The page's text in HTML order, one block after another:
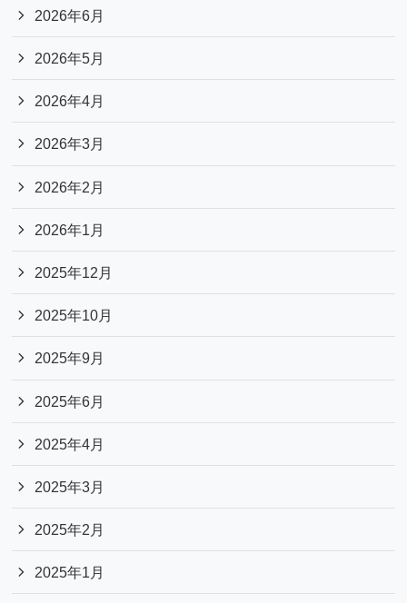
2026年6月
2026年5月
2026年4月
2026年3月
2026年2月
2026年1月
2025年12月
2025年10月
2025年9月
2025年6月
2025年4月
2025年3月
2025年2月
2025年1月